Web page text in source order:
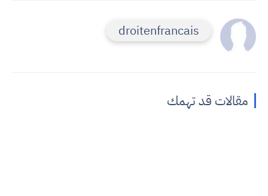
droitenfrancais
مقالات قد تهمك